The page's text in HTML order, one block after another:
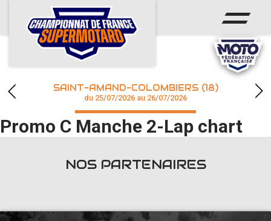
ACCUEIL
ACTUS
CALENDRIER
CHAMPIONNAT
RÉSULTATS
SAINT-AMAND-COLOMBIERS (18)
du 25/07/2026 au 26/07/2026
Promo C Manche 2-Lap chart
NOS PARTENAIRES